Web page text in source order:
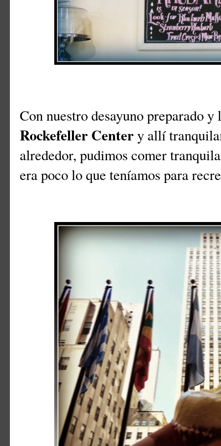
Con nuestro desayuno preparado
Rockefeller Centery allí
alrededor, pudimos comer
era poco lo que teníamos para